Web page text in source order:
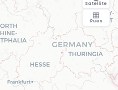
Satellite
Rues